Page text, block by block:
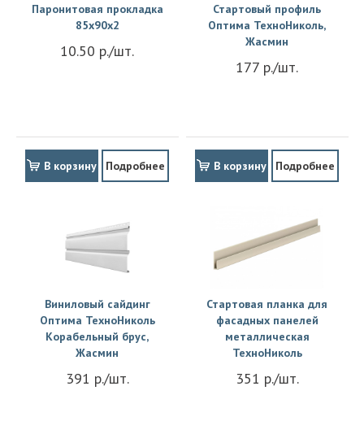
Паронитовая прокладка
85x90x2
10.50 р./шт.
В корзину Подробнее
Стартовый профиль
Оптима ТехноНиколь,
Жасмин
177 р./шт.
В корзину Подробнее
Виниловый сайдинг
Оптима ТехноНиколь
Корабельный брус,
Жасмин
391 р./шт.
Стартовая планка для
фасадных панелей
металлическая
ТехноНиколь
351 р./шт.